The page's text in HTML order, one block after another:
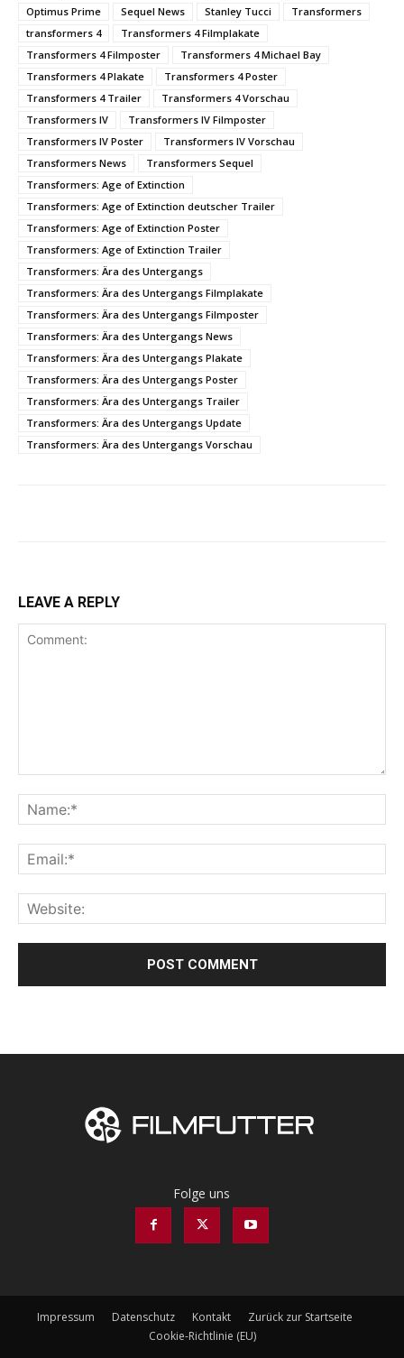
Optimus Prime
Sequel News Stanley Tucci
Transformers
transformers 4
Transformers 4 Filmplakate
Transformers 4 Filmposter
Transformers 4 Michael Bay
Transformers 4 Plakate
Transformers 4 Poster
Transformers 4 Trailer
Transformers 4 Vorschau
Transformers IV
Transformers IV Filmposter
Transformers IV Poster
Transformers IV Vorschau
Transformers News
Transformers Sequel
Transformers: Age of Extinction
Transformers: Age of Extinction deutscher Trailer
Transformers: Age of Extinction Poster
Transformers: Age of Extinction Trailer
Transformers: Ära des Untergangs
Transformers: Ära des Untergangs Filmplakate
Transformers: Ära des Untergangs Filmposter
Transformers: Ära des Untergangs News
Transformers: Ära des Untergangs Plakate
Transformers: Ära des Untergangs Poster
Transformers: Ära des Untergangs Trailer
Transformers: Ära des Untergangs Update
Transformers: Ära des Untergangs Vorschau
LEAVE A REPLY
Folge uns
Impressum Datenschutz Kontakt
Zurück zur Startseite
Cookie-Richtlinie (EU)